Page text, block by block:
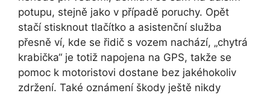
potupu, stejně jako v případě poruchy. Opět
stačí stisknout tlačítko a asistenční služba
přesně ví, kde se řidič s vozem nachází, „chytrá
krabička“ je totiž napojena na GPS, takže se
pomoc k motoristovi dostane bez jakéhokoliv
zdržení. Také oznámení škody ještě nikdy